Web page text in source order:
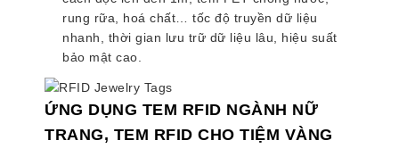
rung rữa, hoá chất… tốc độ truyền dữ liệu
nhanh, thời gian lưu trữ dữ liệu lâu, hiệu suất
bảo mật cao.
ỨNG DỤNG TEM RFID NGÀNH NỮ
TRANG, TEM RFID CHO TIỆM VÀNG